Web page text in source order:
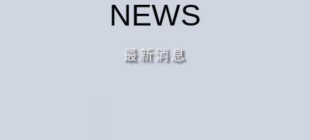
NEWS
最新消息